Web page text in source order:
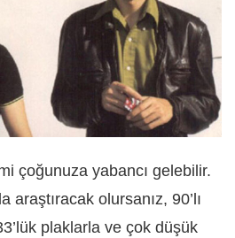
çoğunuza yabancı gelebilir.
araştıracak olursanız, 90’lı
plaklarla ve çok düşük